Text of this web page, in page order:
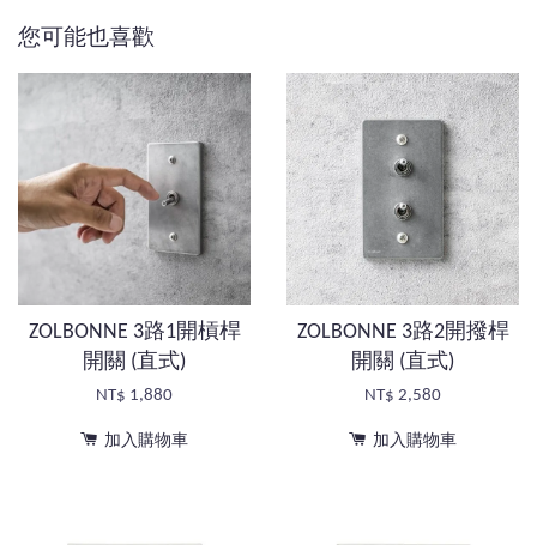
您可能也喜歡
ZOLBONNE 3路1開槓桿
開關 (直式)
NT$ 1,880
加入購物車
ZOLBONNE 3路2開撥桿
開關 (直式)
NT$ 2,580
加入購物車